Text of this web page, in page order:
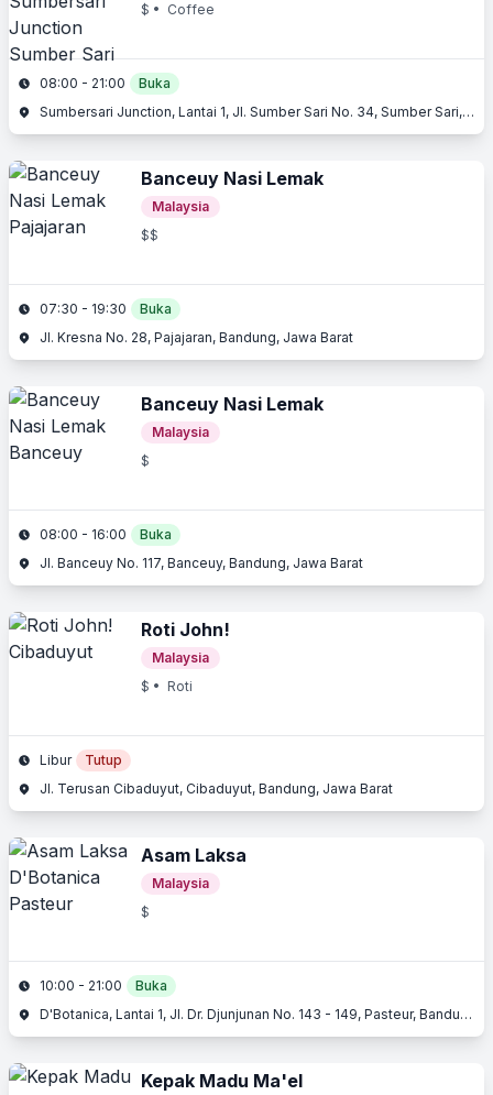
$ • Coffee
08:00 - 21:00
Buka
Sumbersari Junction, Lantai 1, Jl. Sumber Sari No. 34, Sumber Sari, Bandung
Banceuy Nasi Lemak
Malaysia
$$
07:30 - 19:30
Buka
Jl. Kresna No. 28, Pajajaran, Bandung, Jawa Barat
Banceuy Nasi Lemak
Malaysia
$
08:00 - 16:00
Buka
Jl. Banceuy No. 117, Banceuy, Bandung, Jawa Barat
Roti John!
Malaysia
$ • Roti
Libur
Tutup
Jl. Terusan Cibaduyut, Cibaduyut, Bandung, Jawa Barat
Asam Laksa
Malaysia
$
10:00 - 21:00
Buka
D'Botanica, Lantai 1, Jl. Dr. Djunjunan No. 143 - 149, Pasteur, Bandung
Kepak Madu Ma'el